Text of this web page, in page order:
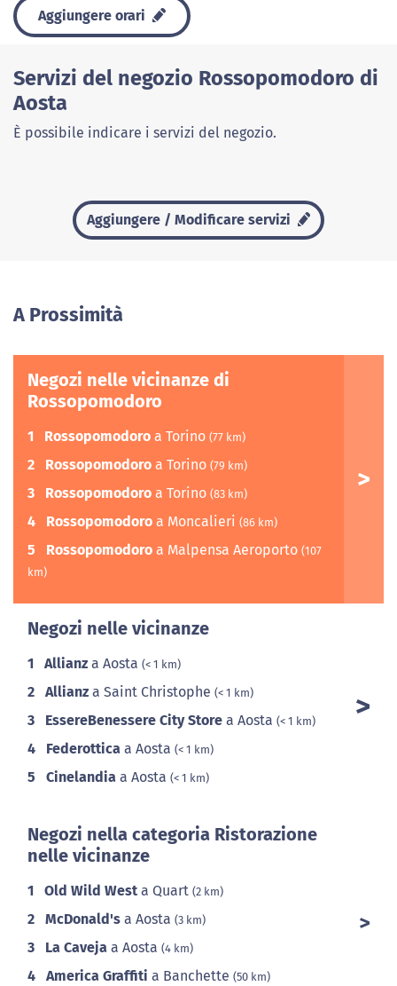
Aggiungere orari
Servizi del negozio Rossopomodoro di
Aosta
È possibile indicare i servizi del negozio.
Aggiungere / Modificare servizi
A Prossimità
Negozi nelle vicinanze di
Rossopomodoro
1 Rossopomodoro a Torino (77 km)
2 Rossopomodoro a Torino (79 km)
3 Rossopomodoro a Torino (83 km)
4 Rossopomodoro a Moncalieri (86 km)
5 Rossopomodoro a Malpensa Aeroporto (107
km)
Negozi nelle vicinanze
1 Allianz a Aosta (< 1 km)
2 Allianz a Saint Christophe (< 1 km)
3 EssereBenessere City Store a Aosta (< 1 km)
4 Federottica a Aosta (< 1 km)
5 Cinelandia a Aosta (< 1 km)
Negozi nella categoria Ristorazione
nelle vicinanze
1 Old Wild West a Quart (2 km)
2 McDonald's a Aosta (3 km)
3 La Caveja a Aosta (4 km)
4 America Graffiti a Banchette (50 km)